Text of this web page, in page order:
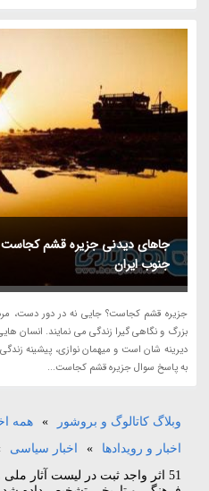
جاهای دیدنی جزیره قشم کجاست
جنوب ایران
جزیره قشم کجاست؟ جایی نه در دور دست،
بزرگ و نگاهی گیرا زندگی می نمایند. انسان هایی
دیرینه شان است و میهمان نوازی، پیشینه
به پاسخ سوال جزیره قشم کجاست...
وبلاگ کاتالوگ و بروشور » همه
اخبار و رویدادها
» اخبار سیاسی
51 اثر واجد ثبت در لیست آثار